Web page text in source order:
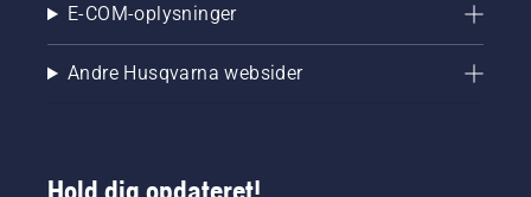
E-COM-oplysninger
Andre Husqvarna websider
Hold dig opdateret!